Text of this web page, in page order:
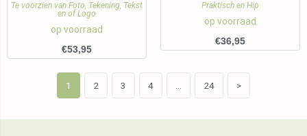
Te voorzien van Foto, Tekening, Tekst
en of Logo
op voorraad
€53,95
Praktisch en Hip
op voorraad
€36,95
1 2 3 4 24 >